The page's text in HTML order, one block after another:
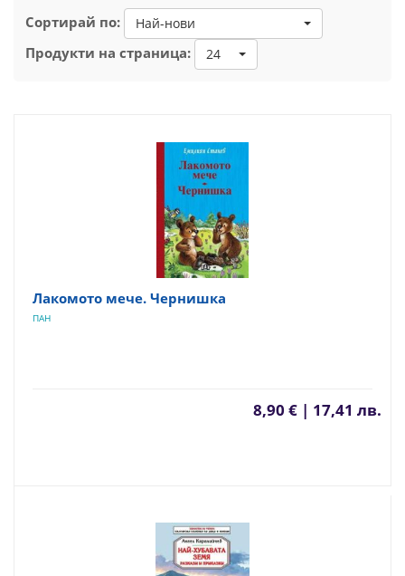
Сортирай по: Най-нови
Продукти на страница: 24
Лакомото мече. Чернишка
ПАН
8,90 € | 17,41 лв.